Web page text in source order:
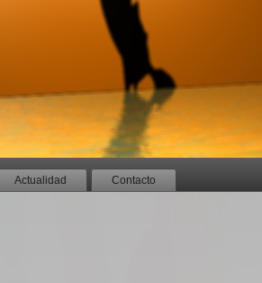
Actualidad Contacto